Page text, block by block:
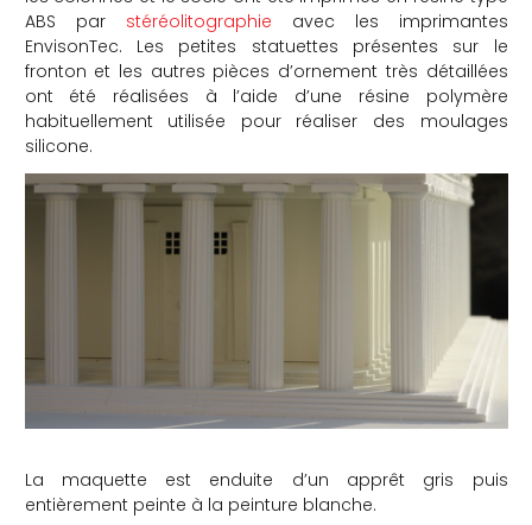
ABS par stéréolitographie avec les imprimantes
EnvisonTec. Les petites statuettes présentes sur le
fronton et les autres pièces d’ornement très détaillées
ont été réalisées à l’aide d’une résine polymère
habituellement utilisée pour réaliser des moulages
silicone.
La maquette est enduite d’un apprêt gris puis
entièrement peinte à la peinture blanche.